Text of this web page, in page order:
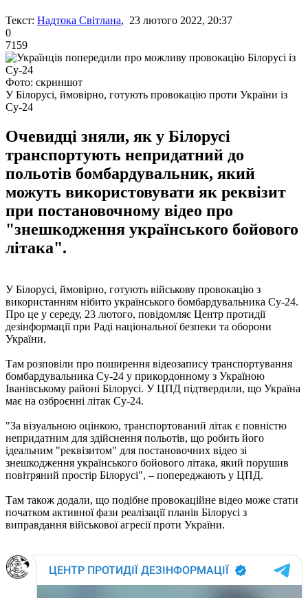
Текст: Надтока Світлана, 23 лютого 2022, 20:37
0
7159
Фото: скриншот
У Білорусі, ймовірно, готують провокацію проти України із
Су-24
Очевидці зняли, як у Білорусі
транспортують непридатний до
польотів бомбардувальник, який
можуть використовувати як реквізит
при постановочному відео про
"знешкодження українського бойового
літака".
У Білорусі, ймовірно, готують військову провокацію з
використанням нібито українського бомбардувальника Су-24.
Про це у середу, 23 лютого, повідомляє Центр протидії
дезінформації при Раді національної безпеки та оборони
України.
Там розповіли про поширення відеозапису транспортування
бомбардувальника Су-24 у прикордонному з Україною
Іванівському районі Білорусі. У ЦПД підтвердили, що Україна
має на озброєнні літак Су-24.
"За візуальною оцінкою, транспортований літак є повністю
непридатним для здійснення польотів, що робить його
ідеальним "реквізитом" для постановочних відео зі
знешкодження українського бойового літака, який порушив
повітряний простір Білорусі", – попереджають у ЦПД.
Там також додали, що подібне провокаційне відео може стати
початком активної фази реалізації планів Білорусі з
виправдання військової агресії проти України.